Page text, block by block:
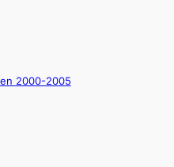
2000-2005